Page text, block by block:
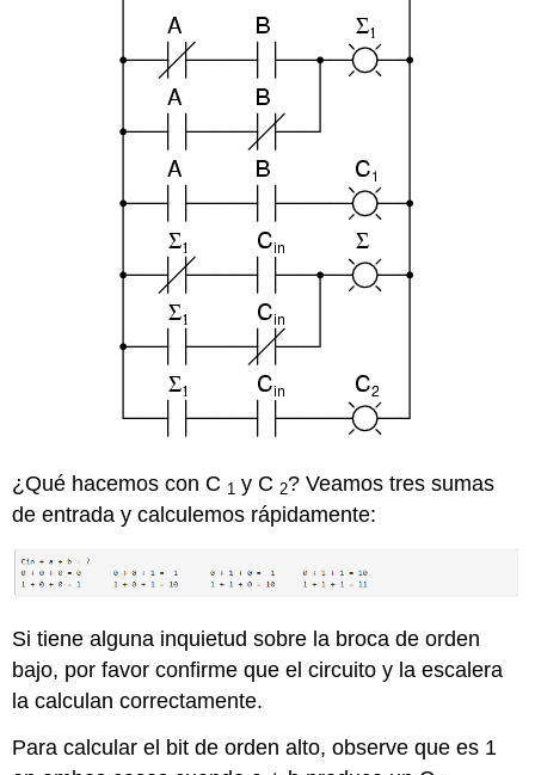
¿Qué hacemos con C 1 y C 2? Veamos tres sumas
de entrada y calculemos rápidamente:
Si tiene alguna inquietud sobre la broca de orden
bajo, por favor confirme que el circuito y la escalera
la calculan correctamente.
Para calcular el bit de orden alto, observe que es 1